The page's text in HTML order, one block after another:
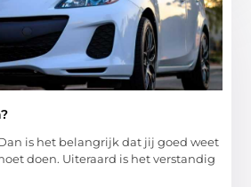
is het belangrijk dat jij goed weet
doen. Uiteraard is het verstandig